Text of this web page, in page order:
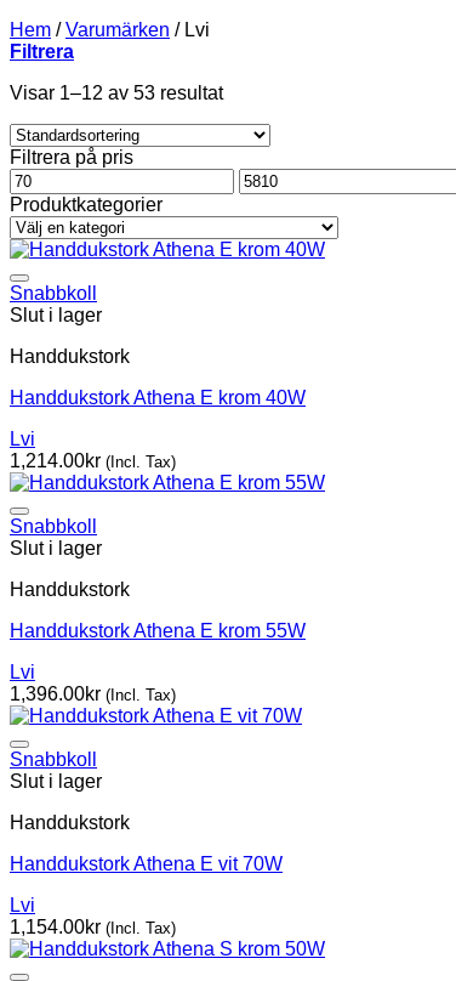
Hem / Varumärken /Lvi
Filtrera
Visar 1–12 av 53 resultat
Filtrera på pris
Min
pris
Max
pris
Produktkategorier
Snabbkoll
Slut i lager
Handdukstork
Handdukstork Athena E krom 40W
Lvi
1,214.00kr (Incl. Tax)
Snabbkoll
Slut i lager
Handdukstork
Handdukstork Athena E krom 55W
Lvi
1,396.00kr (Incl. Tax)
Snabbkoll
Slut i lager
Handdukstork
Handdukstork Athena E vit 70W
Lvi
1,154.00kr (Incl. Tax)